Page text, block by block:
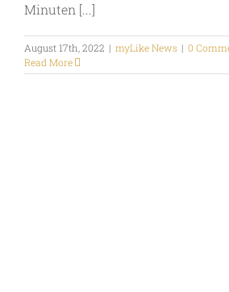
Minuten [...]
August 17th, 2022 | myLike News | 0
Read More